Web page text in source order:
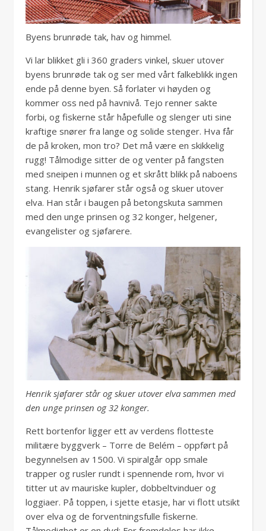
Byens brunrøde tak, hav og himmel.
Vi lar blikket gli i 360 graders vinkel, skuer utover
byens brunrøde tak og ser med vårt falkeblikk ingen
ende på denne byen. Så forlater vi høyden og
kommer oss ned på havnivå. Tejo renner sakte
forbi, og fiskerne står håpefulle og slenger uti sine
kraftige snører fra lange og solide stenger. Hva får
de på kroken, mon tro? Det må være en skikkelig
rugg! Tålmodige sitter de og venter på fangsten
med sneipen i munnen og et skrått blikk på naboens
stang. Henrik sjøfarer står også og skuer utover
elva. Han står i baugen på betongskuta sammen
med den unge prinsen og 32 konger, helgener,
evangelister og sjøfarere.
Henrik sjøfarer står og skuer utover elva sammen med
den unge prinsen og 32 konger.
Rett bortenfor ligger ett av verdens flotteste
militære byggverk – Torre de Belém – oppført på
begynnelsen av 1500. Vi spiralgår opp smale
trapper og rusler rundt i spennende rom, hvor vi
titter ut av mauriske kupler, dobbeltvinduer og
loggiaer. På toppen, i sjette etasje, har vi flott utsikt
over elva og de forventningsfulle fiskerne.